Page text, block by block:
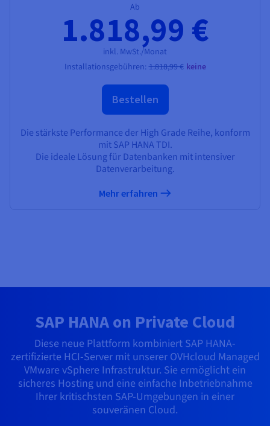
Ab
1.818,99 €
inkl. MwSt./Monat
Installationsgebühren:1.818,99 € keine
Bestellen
Die stärkste Performance der High Grade Reihe, konform
mit SAP HANA TDI.
Die ideale Lösung für Datenbanken mit intensiver
Datenverarbeitung.
Mehr erfahren
SAP HANA on Private Cloud
Diese neue Plattform kombiniert SAP HANA-
zertifizierte HCI-Server mit unserer OVHcloud Managed
VMware vSphere Infrastruktur. Sie ermöglicht ein
sicheres Hosting und eine einfache Inbetriebnahme
Ihrer kritischsten SAP-Umgebungen in einer
souveränen Cloud.